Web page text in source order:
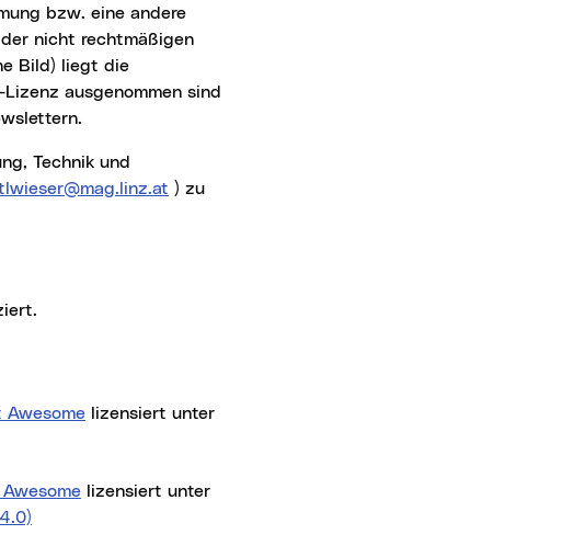
nicht rechtmäßigen
Bild) liegt die
ausgenommen sind
) zu
Awesome lizensiert unter
lizensiert unter